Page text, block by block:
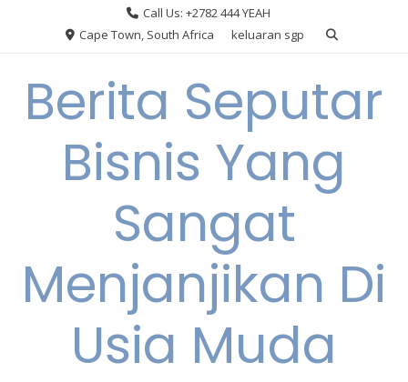
Call Us: +2782 444 YEAH
Cape Town, South Africa
keluaran sgp
Berita Seputar
Bisnis Yang
Sangat
Menjanjikan Di
Usia Muda